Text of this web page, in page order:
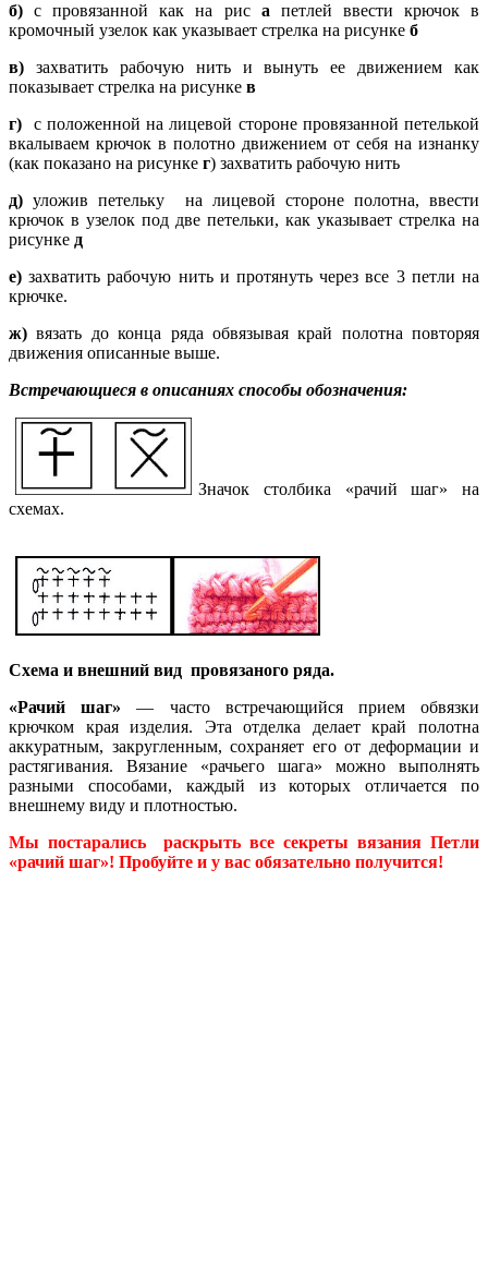
б) с провязанной как на рис а петлей ввести крючок в
кромочный узелок как указывает стрелка на рисунке б
в) захватить рабочую нить и вынуть ее движением как
показывает стрелка на рисунке в
г) с положенной на лицевой стороне провязанной петелькой
вкалываем крючок в полотно движением от себя на изнанку
(как показано на рисунке г) захватить рабочую нить
д) уложив петельку на лицевой стороне полотна, ввести
крючок в узелок под две петельки, как указывает стрелка на
рисунке д
е) захватить рабочую нить и протянуть через все 3 петли на
крючке.
ж) вязать до конца ряда обвязывая край полотна повторяя
движения описанные выше.
Встречающиеся в описаниях способы обозначения:
Значок столбика «рачий шаг» на
схемах.
Схема и внешний вид провязаного ряда.
«Рачий шаг» — часто встречающийся прием обвязки
крючком края изделия. Эта отделка делает край полотна
аккуратным, закругленным, сохраняет его от деформации и
растягивания. Вязание «рачьего шага» можно выполнять
разными способами, каждый из которых отличается по
внешнему виду и плотностью.
Мы постарались раскрыть все секреты вязания Петли
«рачий шаг»! Пробуйте и у вас обязательно получится!